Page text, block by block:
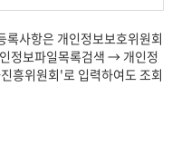
사항은 개인정보보호위원회
정보파일목록검색 → 개인정
흥위원회'로 입력하여도 조회